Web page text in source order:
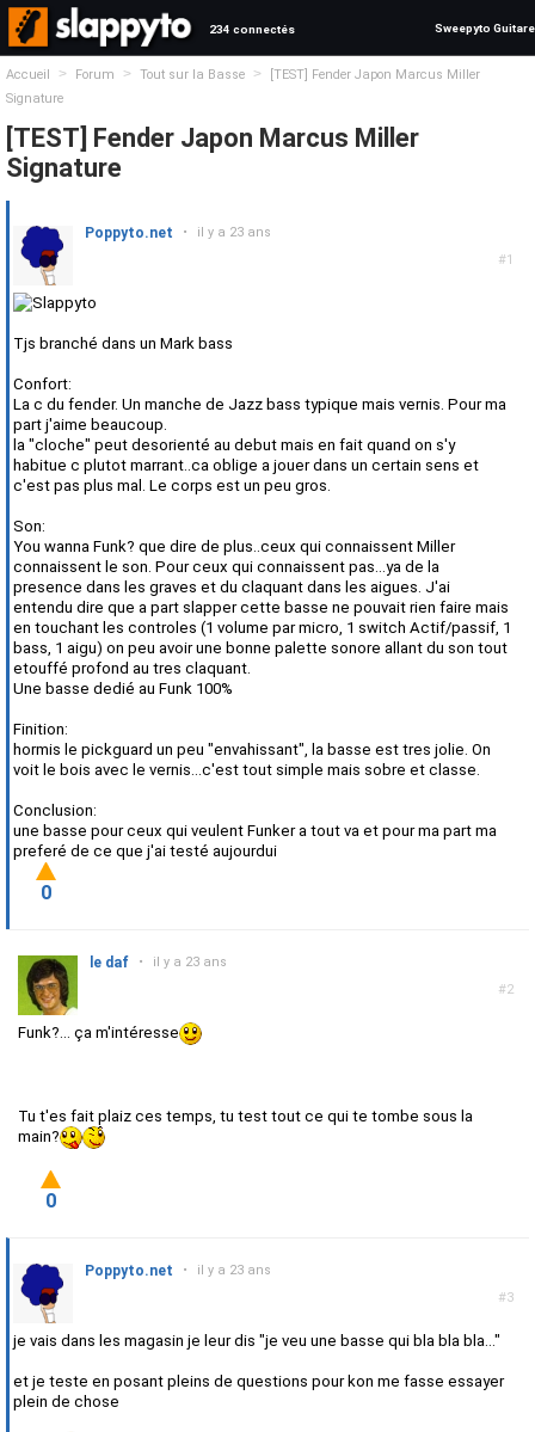
234 connectés Sweepyto Guitare
Accueil > Forum > Tout sur la Basse >
[TEST] Fender Japon Marcus Miller
Signature
[TEST] Fender Japon Marcus Miller
Signature
#1
Poppyto.net • il y a 23 ans
Tjs branché dans un Mark bass
Confort:
La c du fender. Un manche de Jazz bass typique mais vernis. Pour ma
part j'aime beaucoup.
la "cloche" peut desorienté au debut mais en fait quand on s'y
habitue c plutot marrant..ca oblige a jouer dans un certain sens et
c'est pas plus mal. Le corps est un peu gros.
Son:
You wanna Funk? que dire de plus..ceux qui connaissent Miller
connaissent le son. Pour ceux qui connaissent pas...ya de la
presence dans les graves et du claquant dans les aigues. J'ai
entendu dire que a part slapper cette basse ne pouvait rien faire mais
en touchant les controles (1 volume par micro, 1 switch Actif/passif, 1
bass, 1 aigu) on peu avoir une bonne palette sonore allant du son tout
etouffé profond au tres claquant.
Une basse dedié au Funk 100%
Finition:
hormis le pickguard un peu "envahissant", la basse est tres jolie. On
voit le bois avec le vernis...c'est tout simple mais sobre et classe.
Conclusion:
une basse pour ceux qui veulent Funker a tout va et pour ma part ma
preferé de ce que j'ai testé aujourdui
0
#2
le daf • il y a 23 ans
Funk?... ça m'intéresse
Tu t'es fait plaiz ces temps, tu test tout ce qui te tombe sous la
main?
0
#3
Poppyto.net • il y a 23 ans
je vais dans les magasin je leur dis "je veu une basse qui bla bla bla..."
et je teste en posant pleins de questions pour kon me fasse essayer
plein de chose